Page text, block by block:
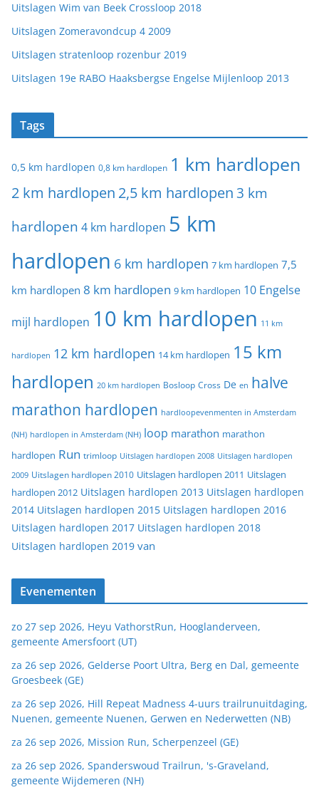
Uitslagen Wim van Beek Crossloop 2018
Uitslagen Zomeravondcup 4 2009
Uitslagen stratenloop rozenbur 2019
Uitslagen 19e RABO Haaksbergse Engelse Mijlenloop 2013
Tags
0,5 km hardlopen 0,8 km hardlopen 1 km hardlopen
2 km hardlopen 2,5 km hardlopen 3 km
hardlopen 4 km hardlopen 5 km
hardlopen 6 km hardlopen 7 km hardlopen 7,5
km hardlopen 8 km hardlopen 9 km hardlopen 10 Engelse
mijl hardlopen 10 km hardlopen 11 km
hardlopen 12 km hardlopen 14 km hardlopen 15 km
hardlopen 20 km hardlopen Bosloop Cross De en halve
marathon hardlopen hardloopevenmenten in Amsterdam
(NH) hardlopen in Amsterdam (NH) loop marathon marathon
hardlopen Run trimloop Uitslagen hardlopen 2008 Uitslagen hardlopen
2009 Uitslagen hardlopen 2010 Uitslagen hardlopen 2011 Uitslagen
hardlopen 2012 Uitslagen hardlopen 2013 Uitslagen hardlopen
2014 Uitslagen hardlopen 2015 Uitslagen hardlopen 2016
Uitslagen hardlopen 2017 Uitslagen hardlopen 2018
Uitslagen hardlopen 2019 van
Evenementen
zo 27 sep 2026, Heyu VathorstRun, Hooglanderveen,
gemeente Amersfoort (UT)
za 26 sep 2026, Gelderse Poort Ultra, Berg en Dal, gemeente
Groesbeek (GE)
za 26 sep 2026, Hill Repeat Madness 4-uurs trailrunuitdaging,
Nuenen, gemeente Nuenen, Gerwen en Nederwetten (NB)
za 26 sep 2026, Mission Run, Scherpenzeel (GE)
za 26 sep 2026, Spanderswoud Trailrun, 's-Graveland,
gemeente Wijdemeren (NH)